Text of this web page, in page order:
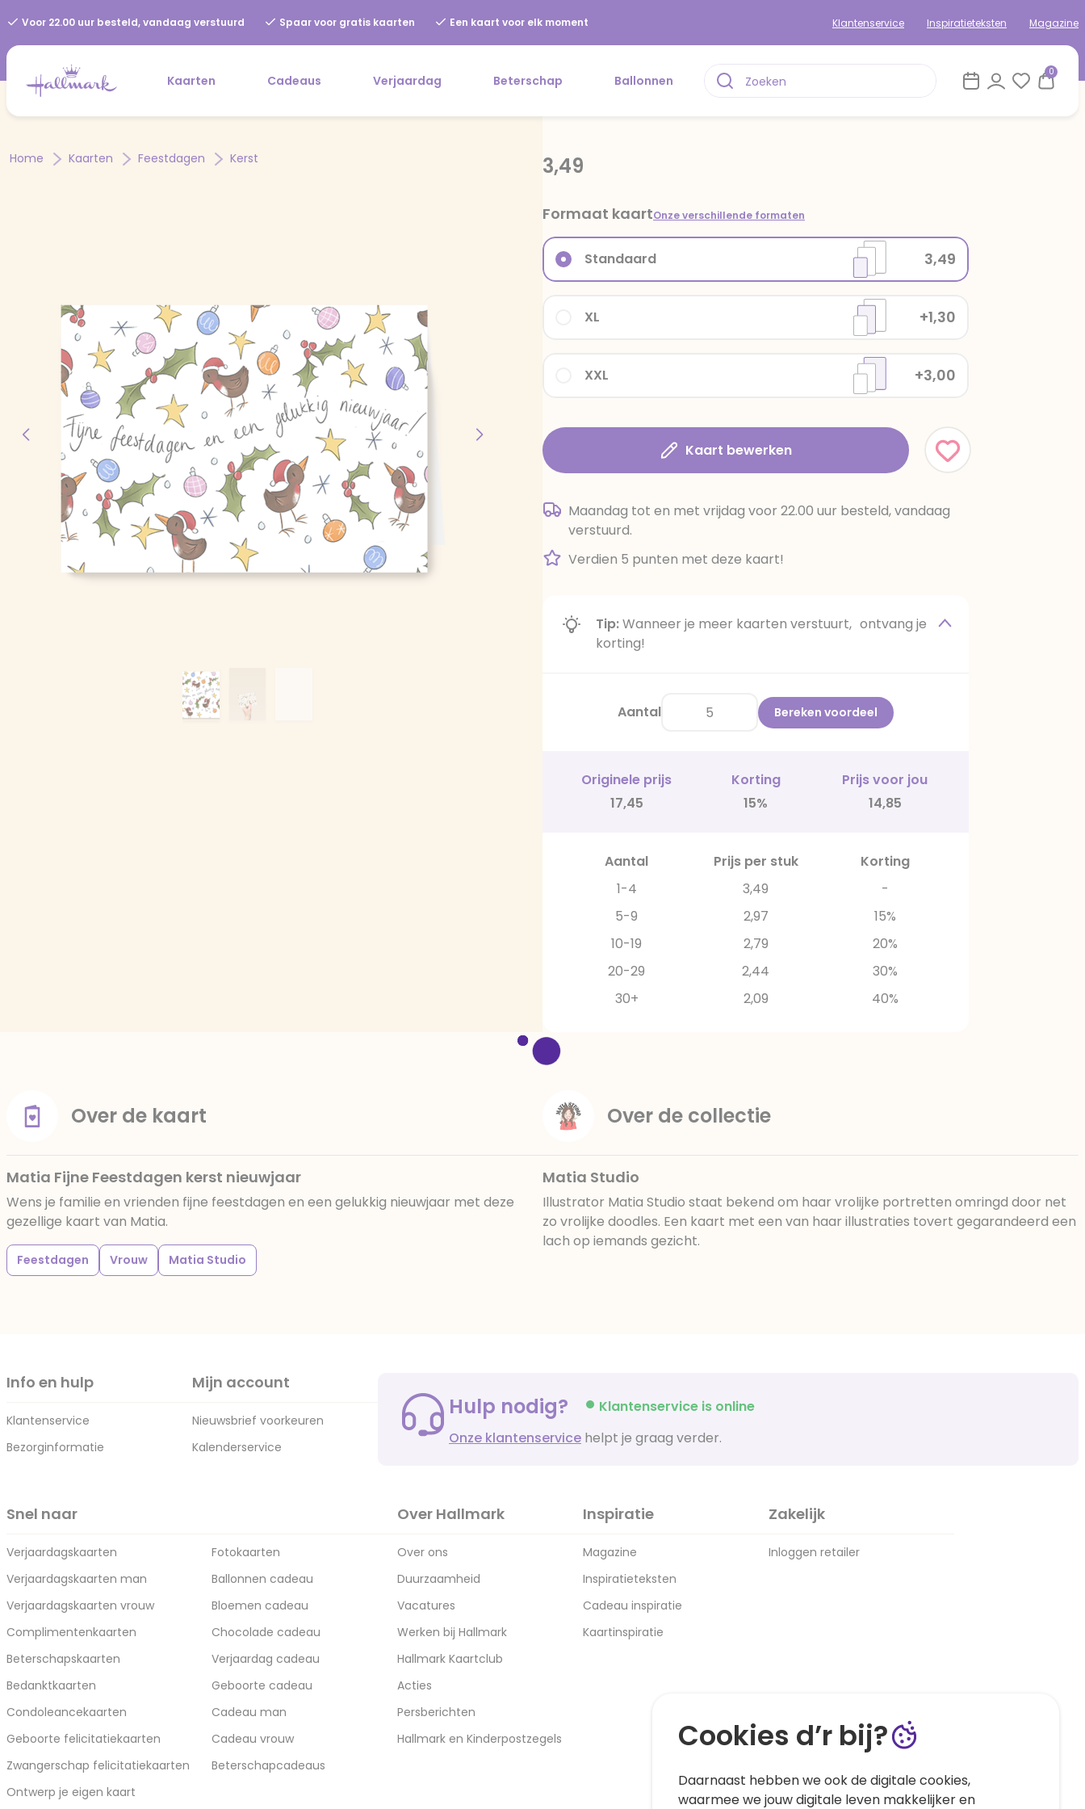
Voor 22.00 uur besteld, vandaag verstuurd Spaar voor gratis kaarten Een kaart voor elk moment Klantenservice Inspiratieteksten Magazine
Kaarten Cadeaus Verjaardag Beterschap Ballonnen
0
Home Kaarten Feestdagen Kerst 3,49
Formaat kaartOnze verschillende formaten
XXL +3,00
XL +1,30
Standaard 3,49
Kaart bewerken
Maandag tot en met vrijdag voor 22.00 uur besteld, vandaag
verstuurd.
Verdien 5 punten met deze kaart!
Tip:Wanneer je meer kaarten verstuurt, ontvang je
korting!
Aantal Bereken voordeel
Originele prijs Korting
Prijs voor jou
17,45
15% 14,85
Aantal Prijs per stuk
Korting
1-4
3,49
-
5-9
2,97
15%
10-19
2,79
20%
20-29
2,44
30%
30+
2,09 40%
Over de kaart
Matia Fijne Feestdagen kerst nieuwjaar
Wens je familie en vrienden fijne feestdagen en een gelukkig nieuwjaar met deze
gezellige kaart van Matia.
Feestdagen Vrouw Matia Studio
Over de collectie
Matia Studio
Illustrator Matia Studio staat bekend om haar vrolijke portretten omringd door net
zo vrolijke doodles. Een kaart met een van haar illustraties tovert gegarandeerd een
lach op iemands gezicht.
Info en hulp
Klantenservice
Bezorginformatie
Mijn account
Nieuwsbrief voorkeuren
Kalenderservice
Hulp nodig?
Klantenservice is online
Onze klantenservice helpt je graag verder.
Snel naar
Verjaardagskaarten
Verjaardagskaarten man
Verjaardagskaarten vrouw
Complimentenkaarten
Beterschapskaarten
Bedanktkaarten
Condoleancekaarten
Geboorte felicitatiekaarten
Zwangerschap felicitatiekaarten
Ontwerp je eigen kaart
Fotokaarten
Ballonnen cadeau
Bloemen cadeau
Chocolade cadeau
Verjaardag cadeau
Geboorte cadeau
Cadeau man
Cadeau vrouw
Beterschapcadeaus
Over Hallmark
Over ons
Duurzaamheid
Vacatures
Werken bij Hallmark
Hallmark Kaartclub
Acties
Persberichten
Hallmark en Kinderpostzegels
Inspiratie
Magazine
Inspiratieteksten
Cadeau inspiratie
Kaartinspiratie
Zakelijk
Inloggen retailer
Cookies d’r bij?
Daarnaast hebben we ook de digitale cookies,
waarmee we jouw digitale leven makkelijker en